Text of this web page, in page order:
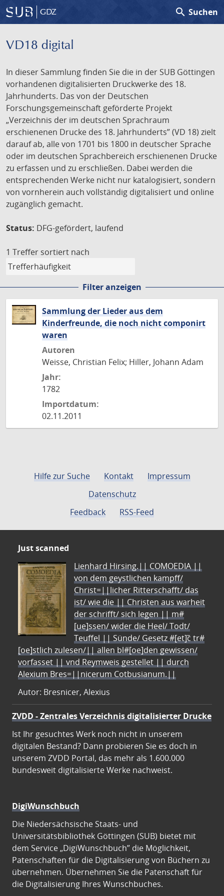
GDZ search Suchen
VD18 digital
In dieser Sammlung finden Sie die in der SUB Göttingen
vorhandenen digitalisierten Druckwerke des 18.
Jahrhunderts. Das von der Deutschen
Forschungsgemeinschaft geförderte Projekt
„Verzeichnis der im deutschen Sprachraum
erschienenen Drucke des 18. Jahrhunderts” (VD 18) zielt
darauf ab, alle von 1701 bis 1800 in deutscher Sprache
oder im deutschen Sprachbereich erschienenen Drucke
zu erfassen und zu erschließen. Dabei werden die
entsprechenden Werke nicht nur katalogisiert, sondern
von vornherein auch vollständig digitalisiert und online
zugänglich gemacht.
Status: DFG-gefördert, laufend
1 Treffer sortiert nach
Filter anzeigen
Sammlung der Lieder aus dem
Kinderfreunde, die noch nicht componirt
waren
Autoren
Weisse, Christian Felix; Hiller, Johann Adam
Jahr:
1782
Importdatum:
02.11.2011
Hilfe zur Suche Kontakt
Impressum
Datenschutz
Feedback
RSS-Feed
Just scanned
Lienhard Hirsing.|| COMOEDIA ||
von dem geystlichen kampff/
Christ=||licher Ritterschafft/ das
ist/ wie die || Christen aus warheit
der schrifft/ sich legen || m#
[ue]ssen/ wider die Heel/ Todt/
Teuffel || Sünde/ Gesetz #[et]c̃ tr#
[oe]stlich zulesen/|| allen bl#[oe]den gewissen/
vorfasset || vnd Reymweis gestellet || durch
Alexium Bres=||nicerum Cotbusianum.||
Autor: Bresnicer, Alexius
ZVDD - Zentrales Verzeichnis digitalisierter Drucke
Ist Ihr gesuchtes Werk noch nicht in unserem
digitalen Bestand? Dann probieren Sie es doch in
unserem ZVDD Portal, das mehr als 1.600.000
bundesweit digitalisierte Werke nachweist.
DigiWunschbuch
Die Niedersächsische Staats- und
Universitätsbibliothek Göttingen (SUB) bietet mit
dem Service „DigiWunschbuch” die Möglichkeit,
Patenschaften für die Digitalisierung von Büchern zu
übernehmen. Übernehmen Sie die Patenschaft für
die Digitalisierung Ihres Wunschbuches.